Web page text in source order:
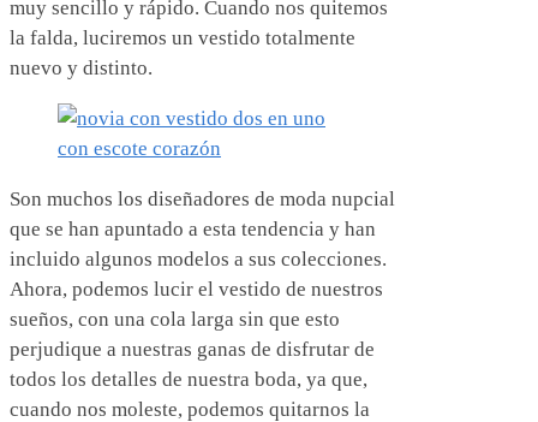
muy sencillo y rápido. Cuando nos quitemos
la falda, luciremos un vestido totalmente
nuevo y distinto.
Son muchos los diseñadores de moda nupcial
que se han apuntado a esta tendencia y han
incluido algunos modelos a sus colecciones.
Ahora, podemos lucir el vestido de nuestros
sueños, con una cola larga sin que esto
perjudique a nuestras ganas de disfrutar de
todos los detalles de nuestra boda, ya que,
cuando nos moleste, podemos quitarnos la